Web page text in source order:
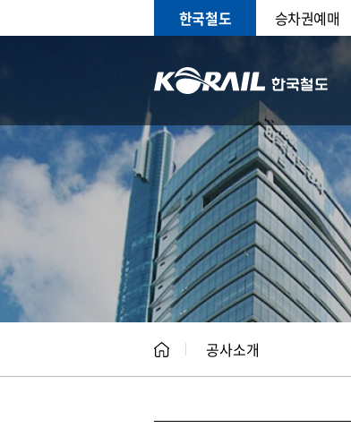
한국철도 승차권예매
CEO
공사소개